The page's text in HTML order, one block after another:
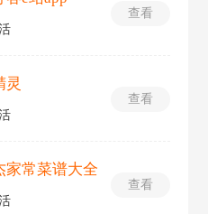
查看
查看
灵
查看
家常菜谱大全